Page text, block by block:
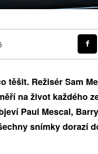
těšit. Režisér Sam
na život každého
Paul Mescal,
snímky dorazí